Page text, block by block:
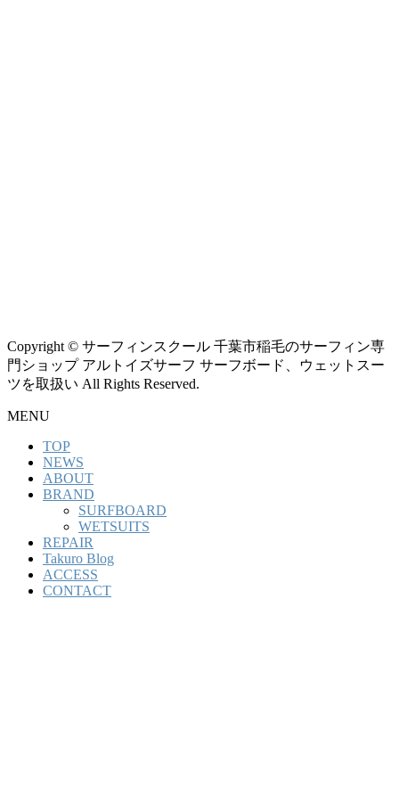
Copyright © サーフィンスクール 千葉市稲毛のサーフィン専
門ショップ アルトイズサーフ サーフボード、ウェットスー
ツを取扱い All Rights Reserved.
MENU
TOP
NEWS
ABOUT
BRAND
SURFBOARD
WETSUITS
REPAIR
Takuro Blog
ACCESS
CONTACT